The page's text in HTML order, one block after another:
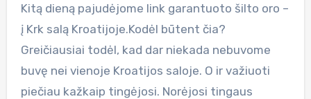
Kitą dieną pajudėjome link garantuoto šilto oro –
į Krk salą Kroatijoje.Kodėl būtent čia?
Greičiausiai todėl, kad dar niekada nebuvome
buvę nei vienoje Kroatijos saloje. O ir važiuoti
piečiau kažkaip tingėjosi. Norėjosi tingaus